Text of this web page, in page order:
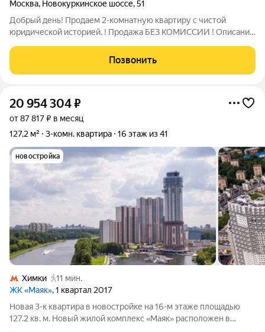
Москва, Новокуркинское шоссе,51
Добрый день! Продаем 2-комнатную квартиру с чистой
юридической историей. ! Продажа БЕЗ КОМИССИИ ! Описание
Вы сейчас продаёте свою недвижимость, то мы сразу можем
КУПИТЬ её. Безопасно и с
Позвонить
20 954 304₽
от 87 817 ₽ в месяц
127,2 м²
3-комн. квартира 16 этаж из 41
новостройка
Химки
11 мин.
ЖК «Маяк», 1 квартал 2017
Новая 3-к квартира в новостройке на 16-м этаже площадью
127.2 кв. м. Новый жилой комплекс «Маяк» расположен в